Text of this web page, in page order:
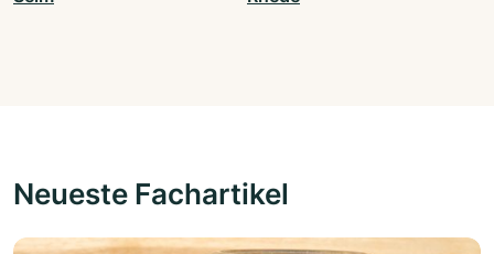
Neueste Fachartikel